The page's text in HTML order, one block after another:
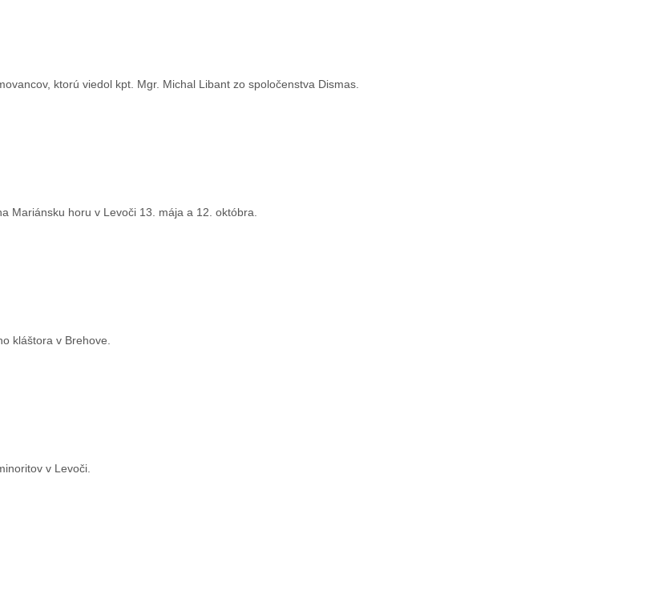
ktorú viedol kpt. Mgr. Michal Libant zo spoločenstva Dismas.
Mariánsku horu v Levoči 13. mája a 12. októbra.
kláštora v Brehove.
v Levoči.